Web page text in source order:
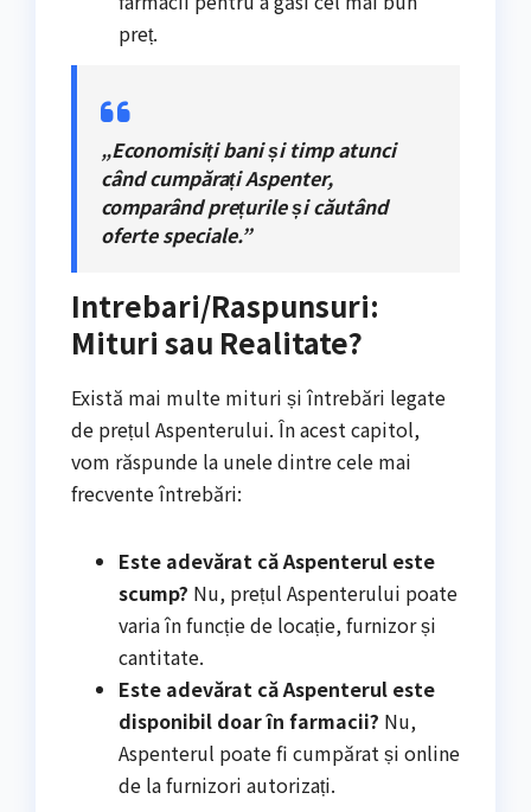
preț.
„Economisiți bani și timp atunci
când cumpărați Aspenter,
comparând prețurile și căutând
oferte speciale.”
Intrebari/Raspunsuri:
Mituri sau Realitate?
Există mai multe mituri și întrebări legate
de prețul Aspenterului. În acest capitol,
vom răspunde la unele dintre cele mai
frecvente întrebări:
Este adevărat că Aspenterul este
scump? Nu, prețul Aspenterului poate
varia în funcție de locație, furnizor și
cantitate.
Este adevărat că Aspenterul este
disponibil doar în farmacii? Nu,
Aspenterul poate fi cumpărat și online
de la furnizori autorizați.